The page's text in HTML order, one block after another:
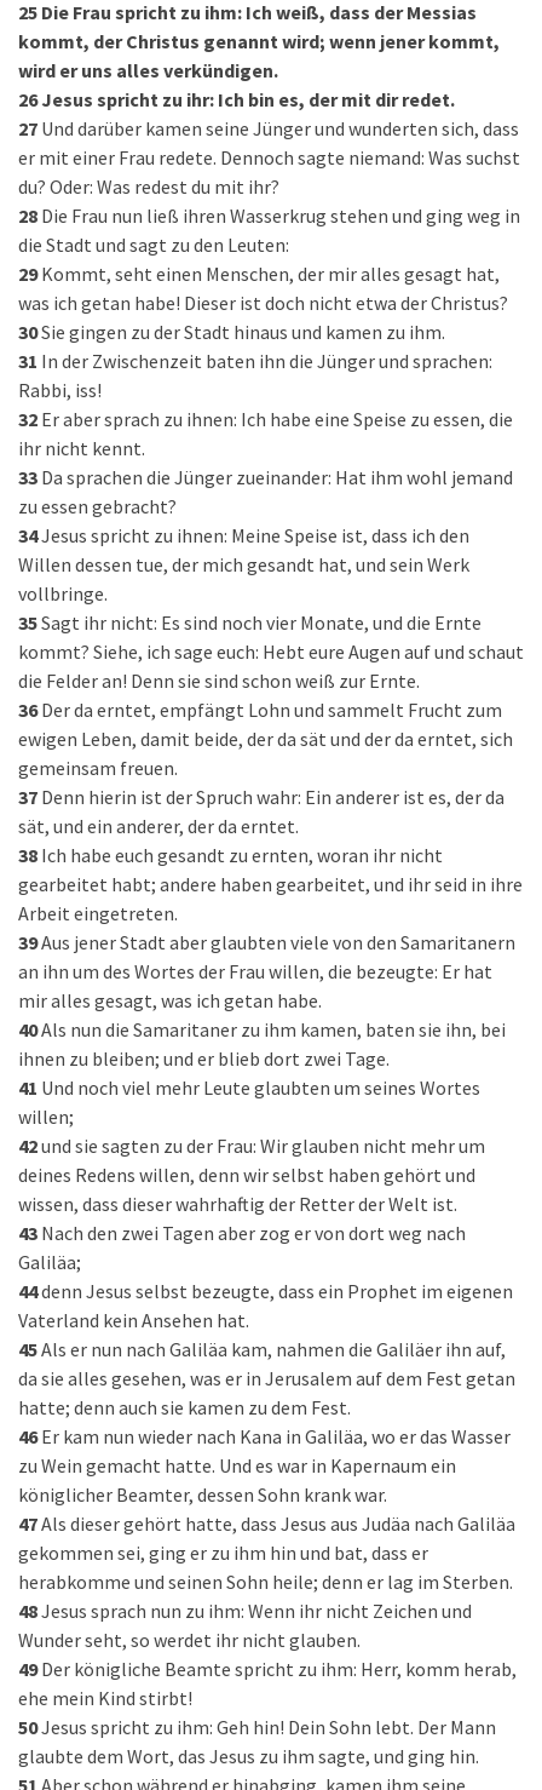
25 Die Frau spricht zu ihm: Ich weiß, dass der Messias
kommt, der Christus genannt wird; wenn jener kommt,
wird er uns alles verkündigen.
26 Jesus spricht zu ihr: Ich bin es, der mit dir redet.
27 Und darüber kamen seine Jünger und wunderten sich, dass
er mit einer Frau redete. Dennoch sagte niemand: Was suchst
du? Oder: Was redest du mit ihr?
28 Die Frau nun ließ ihren Wasserkrug stehen und ging weg in
die Stadt und sagt zu den Leuten:
29 Kommt, seht einen Menschen, der mir alles gesagt hat,
was ich getan habe! Dieser ist doch nicht etwa der Christus?
30Sie gingen zu der Stadt hinaus und kamen zu ihm.
31 In der Zwischenzeit baten ihn die Jünger und sprachen:
Rabbi, iss!
32 Er aber sprach zu ihnen: Ich habe eine Speise zu essen, die
ihr nicht kennt.
33 Da sprachen die Jünger zueinander: Hat ihm wohl jemand
zu essen gebracht?
34Jesus spricht zu ihnen: Meine Speise ist, dass ich den
Willen dessen tue, der mich gesandt hat, und sein Werk
vollbringe.
35Sagt ihr nicht: Es sind noch vier Monate, und die Ernte
kommt? Siehe, ich sage euch: Hebt eure Augen auf und schaut
die Felder an! Denn sie sind schon weiß zur Ernte.
36 Der da erntet, empfängt Lohn und sammelt Frucht zum
ewigen Leben, damit beide, der da sät und der da erntet, sich
gemeinsam freuen.
37 Denn hierin ist der Spruch wahr: Ein anderer ist es, der da
sät, und ein anderer, der da erntet.
38 Ich habe euch gesandt zu ernten, woran ihr nicht
gearbeitet habt; andere haben gearbeitet, und ihr seid in ihre
Arbeit eingetreten.
39Aus jener Stadt aber glaubten viele von den Samaritanern
an ihn um des Wortes der Frau willen, die bezeugte: Er hat
mir alles gesagt, was ich getan habe.
40Als nun die Samaritaner zu ihm kamen, baten sie ihn, bei
ihnen zu bleiben; und er blieb dort zwei Tage.
41 Und noch viel mehr Leute glaubten um seines Wortes
willen;
42und sie sagten zu der Frau: Wir glauben nicht mehr um
deines Redens willen, denn wir selbst haben gehört und
wissen, dass dieser wahrhaftig der Retter der Welt ist.
43 Nach den zwei Tagen aber zog er von dort weg nach
Galiläa;
44denn Jesus selbst bezeugte, dass ein Prophet im eigenen
Vaterland kein Ansehen hat.
45Als er nun nach Galiläa kam, nahmen die Galiläer ihn auf,
da sie alles gesehen, was er in Jerusalem auf dem Fest getan
hatte; denn auch sie kamen zu dem Fest.
46 Er kam nun wieder nach Kana in Galiläa, wo er das Wasser
zu Wein gemacht hatte. Und es war in Kapernaum ein
königlicher Beamter, dessen Sohn krank war.
47Als dieser gehört hatte, dass Jesus aus Judäa nach Galiläa
gekommen sei, ging er zu ihm hin und bat, dass er
herabkomme und seinen Sohn heile; denn er lag im Sterben.
48Jesus sprach nun zu ihm: Wenn ihr nicht Zeichen und
Wunder seht, so werdet ihr nicht glauben.
49 Der königliche Beamte spricht zu ihm: Herr, komm herab,
ehe mein Kind stirbt!
50Jesus spricht zu ihm: Geh hin! Dein Sohn lebt. Der Mann
glaubte dem Wort, das Jesus zu ihm sagte, und ging hin.
51 Aber schon während er hinabging, kamen ihm seine